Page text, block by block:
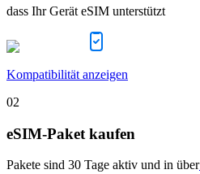
dass Ihr Gerät eSIM unterstützt
Kompatibilität anzeigen
02
eSIM-Paket kaufen
Pakete sind 30 Tage aktiv und in über